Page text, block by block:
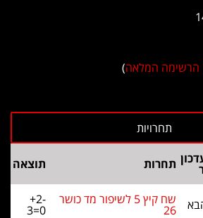
הרשימה המלאה)
תחרות תוצאה
שח קיץ 5 לשיפור מד כושר
26
+2-
3=0